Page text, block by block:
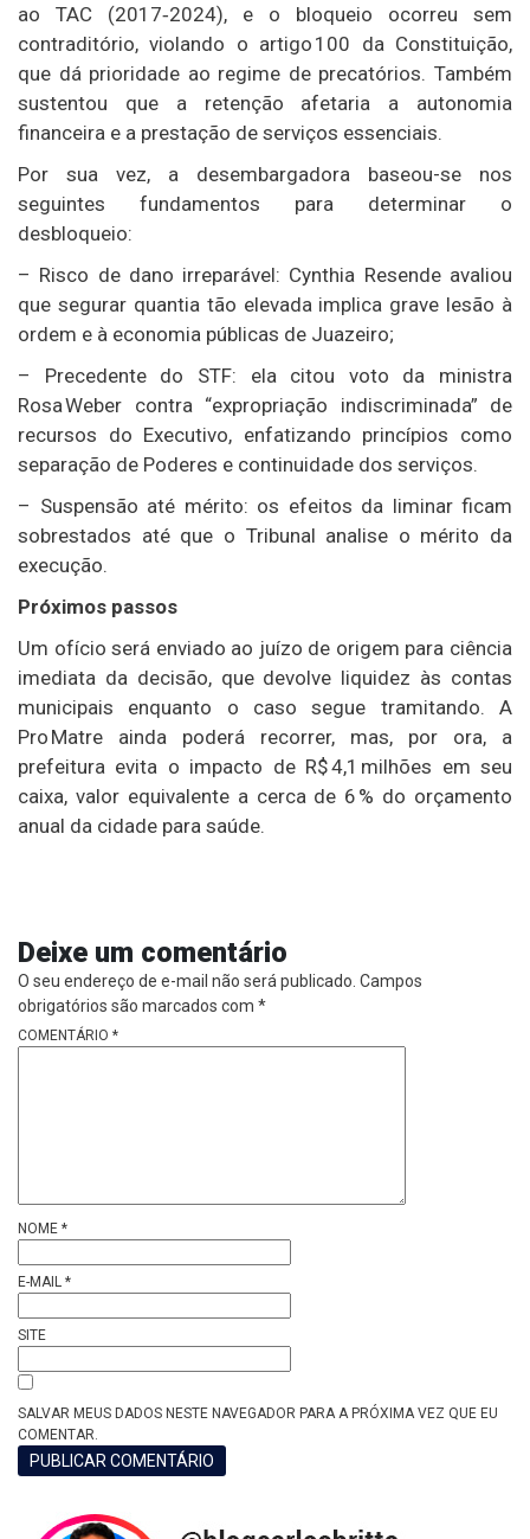
ao TAC (2017‑2024), e o bloqueio ocorreu sem
contraditório, violando o artigo 100 da Constituição,
que dá prioridade ao regime de precatórios. Também
sustentou que a retenção afetaria a autonomia
financeira e a prestação de serviços essenciais.
Por sua vez, a desembargadora baseou-se nos
seguintes fundamentos para determinar o
desbloqueio:
– Risco de dano irreparável: Cynthia Resende avaliou
que segurar quantia tão elevada implica grave lesão à
ordem e à economia públicas de Juazeiro;
– Precedente do STF: ela citou voto da ministra
Rosa Weber contra “expropriação indiscriminada” de
recursos do Executivo, enfatizando princípios como
separação de Poderes e continuidade dos serviços.
– Suspensão até mérito: os efeitos da liminar ficam
sobrestados até que o Tribunal analise o mérito da
execução.
Próximos passos
Um ofício será enviado ao juízo de origem para ciência
imediata da decisão, que devolve liquidez às contas
municipais enquanto o caso segue tramitando. A
Pro Matre ainda poderá recorrer, mas, por ora, a
prefeitura evita o impacto de R$ 4,1 milhões em seu
caixa, valor equivalente a cerca de 6 % do orçamento
anual da cidade para saúde.
Deixe um comentário
O seu endereço de e-mail não será publicado. Campos
obrigatórios são marcados com *
COMENTÁRIO *
NOME *
E-MAIL *
SITE
SALVAR MEUS DADOS NESTE NAVEGADOR PARA A PRÓXIMA VEZ QUE EU
COMENTAR.